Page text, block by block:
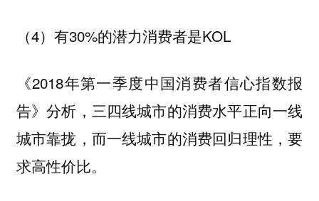
（4）有30%的潜力消费者是KOL
《2018年第一季度中国消费者信心指数报
告》分析，三四线城市的消费水平正向一线
城市靠拢，而一线城市的消费回归理性，要
求高性价比。